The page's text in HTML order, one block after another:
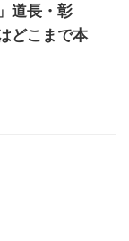
道長・彰
どこまで本